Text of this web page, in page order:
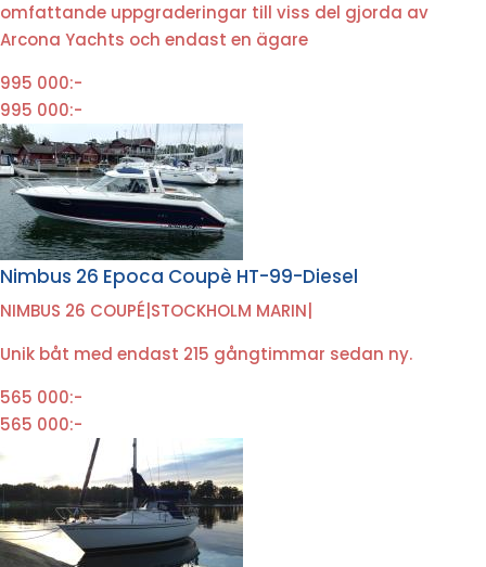
omfattande uppgraderingar till viss del gjorda av
Arcona Yachts och endast en ägare
995 000:-
995 000:-
Nimbus 26 Epoca Coupè HT-99-Diesel
NIMBUS 26 COUPÉ STOCKHOLM MARIN
Unik båt med endast 215 gångtimmar sedan ny.
565 000:-
565 000:-